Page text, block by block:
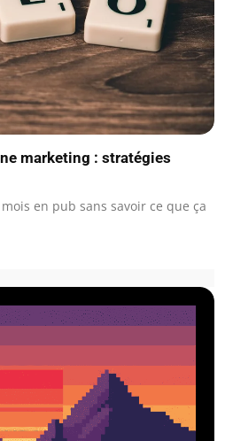
marketing : stratégies
en pub sans savoir ce que ça